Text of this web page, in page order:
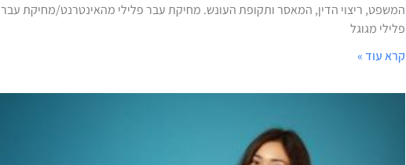
המשפט, ריצוי הדין, המאסר ותקופת העונש. מחיקת עבר פלילי מהאינטרנט/מחיקת עבר
פלילי מגוגל
קרא עוד »